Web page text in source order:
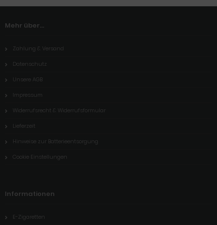
Mehr über...
Zahlung & Versand
Datenschutz
Unsere AGB
Impressum
Widerrufsrecht & Widerrufsformular
Lieferzeit
Hinweise zur Batterieentsorgung
Cookie Einstellungen
Informationen
E-Zigaretten